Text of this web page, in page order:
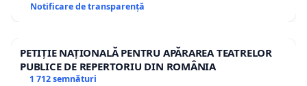
Notificare de transparență
PETIȚIE NAȚIONALĂ PENTRU APĂRAREA TEATRELOR
PUBLICE DE REPERTORIU DIN ROMÂNIA
1 712 semnături